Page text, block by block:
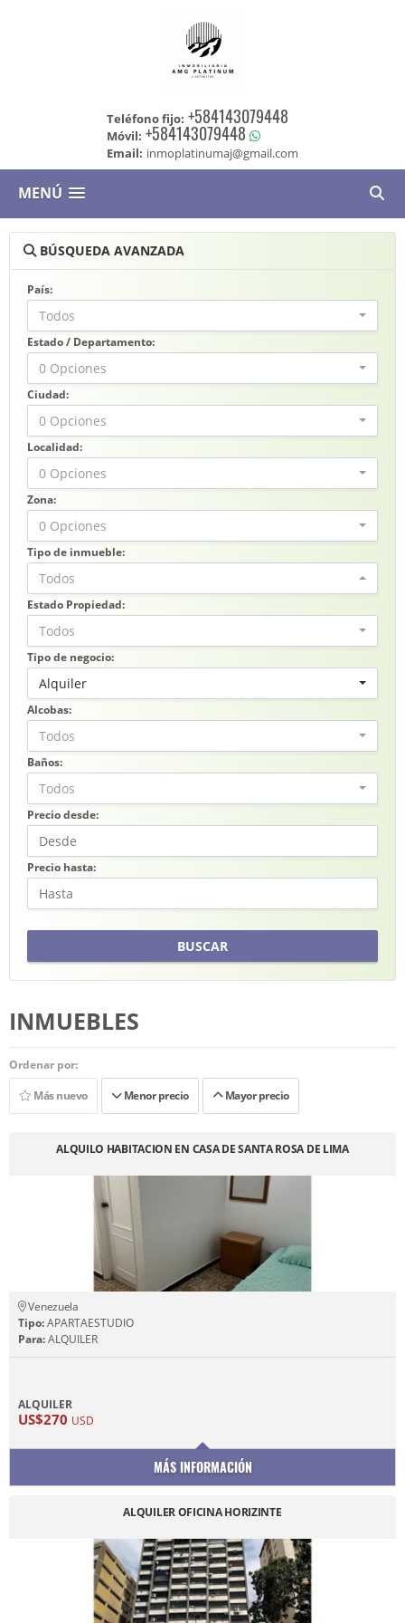
Teléfono fijo: +584143079448
Móvil: +584143079448
Email: inmoplatinumaj@gmail.com
MENÚ
BÚSQUEDA AVANZADA
País:
Todos
Estado / Departamento:
0 Opciones
Ciudad:
0 Opciones
Localidad:
0 Opciones
Zona:
0 Opciones
Tipo de inmueble:
Todos
Estado Propiedad:
Todos
Tipo de negocio:
Alquiler
Alcobas:
Todos
Baños:
Todos
Precio desde:
Precio hasta:
BUSCAR
INMUEBLES
Ordenar por:
Más nuevo
Menor precio Mayor precio
ALQUILO HABITACION EN CASA DE SANTA ROSA DE LIMA
Venezuela
Tipo:APARTAESTUDIO
Para:ALQUILER
ALQUILER
US$270 USD
MÁS INFORMACIÓN
ALQUILER OFICINA HORIZINTE